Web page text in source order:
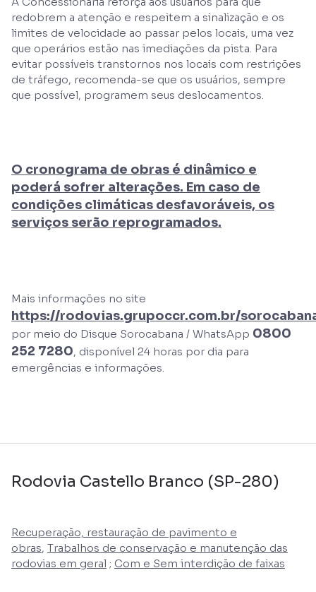
redobrem a atenção e respeitem a sinalização e os
limites de velocidade ao passar pelos locais, uma vez
que operários estão nas imediações da pista. Para
evitar possíveis transtornos nos locais com restrições
de tráfego, recomenda-se que os usuários, sempre
que possível, programem seus deslocamentos.
O cronograma de obras é dinâmico e
poderá sofrer alterações. Em caso de
condições climáticas desfavoráveis, os
serviços serão reprogramados.
Mais informações no site
https://rodovias.grupoccr.com.br/
por meio do Disque Sorocabana / WhatsApp 0800
252 7280, disponível 24 horas por dia para
emergências e informações.
Rodovia Castello Branco (SP-280)
Recuperação, restauração de pavimento e
obras, Trabalhos de conservação e manutenção das
rodovias em geral ; Com e Sem interdição de faixas